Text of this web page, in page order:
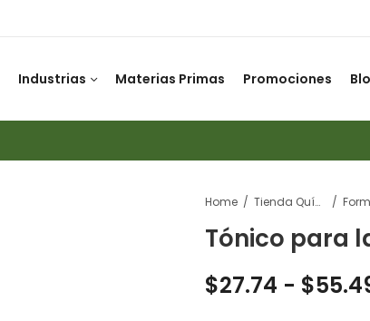
Industrias Materias Primas Promociones
Home Tienda Química
Tónico para
$27.74 - $